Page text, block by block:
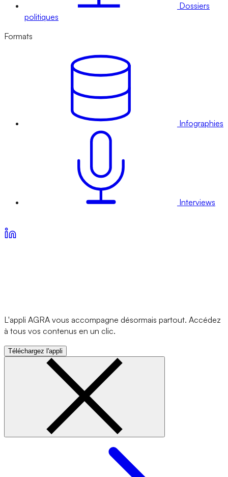
Dossiers
politiques
Formats
Infographies
Interviews
L'appli AGRA vous accompagne désormais partout. Accédez
à tous vos contenus en un clic.
Téléchargez l'appli